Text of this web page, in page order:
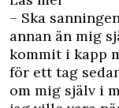
– Ska
annan än mig
kommit i kapp
för ett tag
om mig själv i